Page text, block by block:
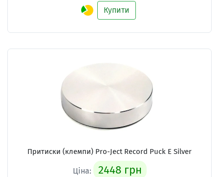
Купити
Притиски (клемпи) Pro-Ject Record Puck E Silver
Ціна: 2448 грн